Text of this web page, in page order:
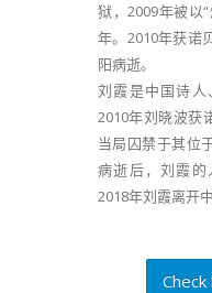
狱，2009年被以
年。2010年获诺
阳病逝。
刘霞是中国诗人
2010年刘晓波获
当局囚禁于其位
病逝后，刘霞的
2018年刘霞离开